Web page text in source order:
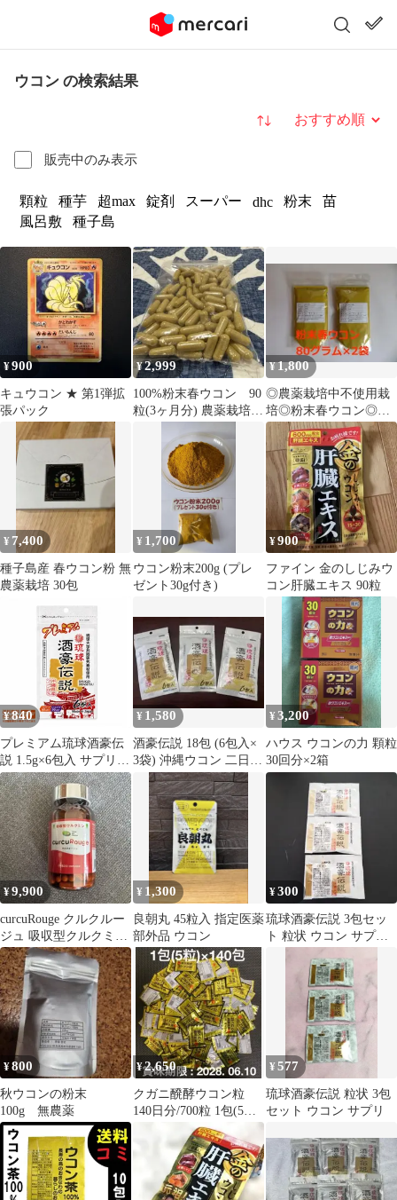
ウコン の検索結果
販売中のみ表示
並び替え
顆粒 種芋 超max 錠剤 スーパー dhc 粉末
苗
風呂敷
種子島
¥900
キュウコン ★ 第1弾拡
張パック
¥2,999
100%粉末春ウコン 90
粒(3ヶ月分) 農薬栽培中
¥1,800
◎農薬栽培中不使用栽
培◎粉末春ウコン◎８
０ｇ◎×2袋
¥ 7,400
種子島産 春ウコン粉 無
農薬栽培 30包
¥ 1,700
ウコン粉末200g (プレ
ゼント30g付き)
¥900
ファイン 金のしじみウ
コン肝臓エキス 90粒
¥840
プレミアム琉球酒豪伝
説 1.5g×6包入 サプリメ
ント ウコン配合 植物由
来成分配合 個包装タイ
プ
¥ 1,580
酒豪伝説 18包 (6包入×
3袋) 沖縄ウコン 二日酔
い対策！
¥3,200
ハウス ウコンの力 顆粒
30回分×2箱
¥9,900
curcuRouge クルクルー
ジュ 吸収型クルクミン
124粒入 （2ヶ月分）
¥ 1,300
良朝丸 45粒入 指定医薬
部外品 ウコン
¥300
琉球酒豪伝説 3包セッ
ト 粒状 ウコン サプリ
¥800
秋ウコンの粉末
100g 無農薬
¥2,650
クガニ醗酵ウコン粒
140日分/700粒 1包(5
¥577
琉球酒豪伝説 粒状 3包
セット ウコン サプリ